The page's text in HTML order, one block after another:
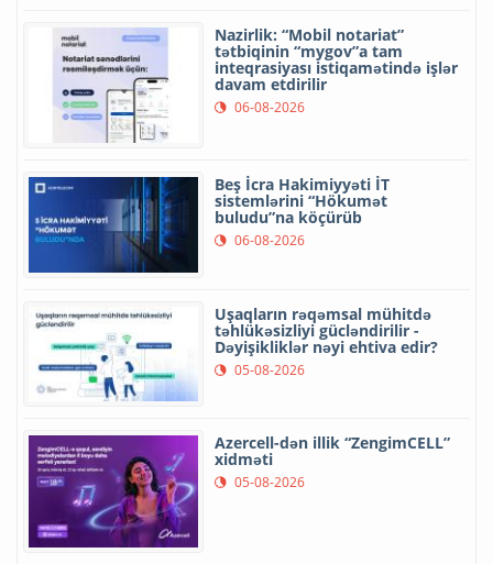
Nazirlik: “Mobil notariat”
tətbiqinin “mygov”a tam
inteqrasiyası istiqamətində işlər
davam etdirilir
06-08-2026
Beş İcra Hakimiyyəti İT
sistemlərini “Hökumət
buludu”na köçürüb
06-08-2026
Uşaqların rəqəmsal mühitdə
təhlükəsizliyi gücləndirilir -
Dəyişikliklər nəyi ehtiva edir?
05-08-2026
Azercell-dən illik “ZengimCELL”
xidməti
05-08-2026